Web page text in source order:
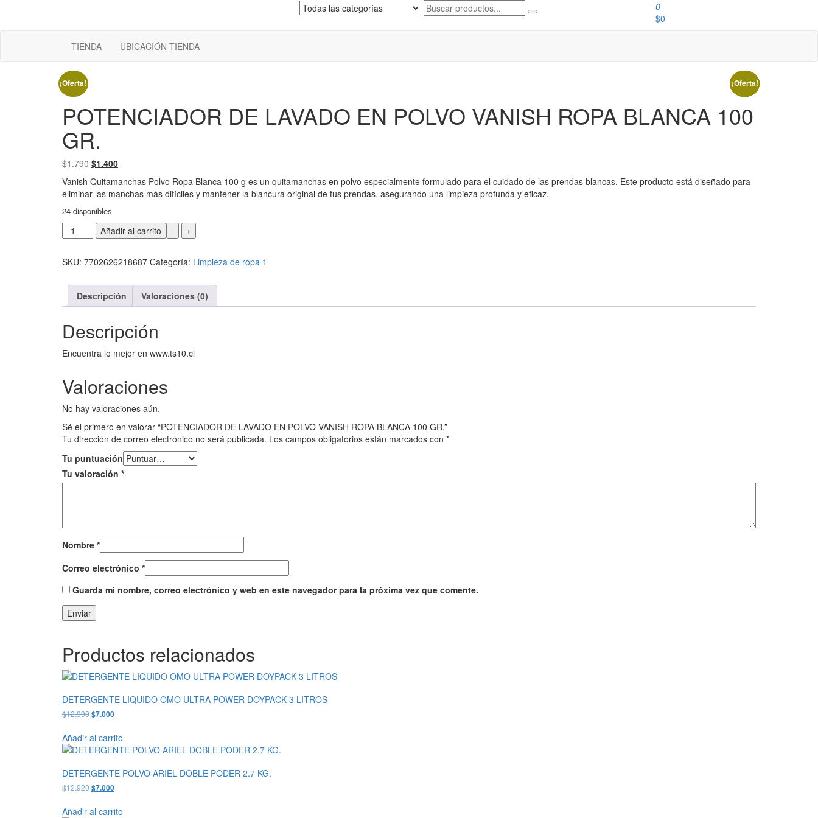
0
$0
TIENDA UBICACIÓN TIENDA
¡Oferta!
POTENCIADOR DE LAVADO EN POLVO VANISH ROPA BLANCA 100
GR.
$1.790 El
original
era:
$1.790.
$1.400El
actual
es:
Vanish Quitamanchas Polvo Ropa Blanca 100 g es un quitamanchas en polvo especialmente formulado para el cuidado de las prendas blancas. Este producto está diseñado para
eliminar las manchas más difíciles y mantener la blancura original de tus prendas, asegurando una limpieza profunda y eficaz.
24 disponibles
-
POTENCIADOR
DE
EN
VANISH
ROPA
100
GR.
cantidad
+
Añadir al carrito
SKU: 7702626218687 Categoría: Limpieza de ropa 1
Descripción Valoraciones (0)
Descripción
Encuentra lo mejor en www.ts10.cl
Valoraciones
No hay valoraciones aún.
Sé el primero en valorar “POTENCIADOR DE LAVADO EN POLVO VANISH ROPA BLANCA 100 GR.”
Tu dirección de correo electrónico no será publicada. Los campos obligatorios están marcados con *
Tu puntuación
Tu valoración *
Nombre *
Correo electrónico *
Guarda mi nombre, correo electrónico y web en este navegador para la próxima vez que comente.
Productos relacionados
¡Oferta!
DETERGENTE LIQUIDO OMO ULTRA POWER DOYPACK 3 LITROS
$12.990El
original
era:
$12.990.
$7.000El
actual
es:
$7.000.
Añadir al carrito
¡Oferta!
DETERGENTE POLVO ARIEL DOBLE PODER 2.7 KG.
$12.920El
original
$7.000El
actual
Añadir al carrito
¡Oferta!
¡Oferta!